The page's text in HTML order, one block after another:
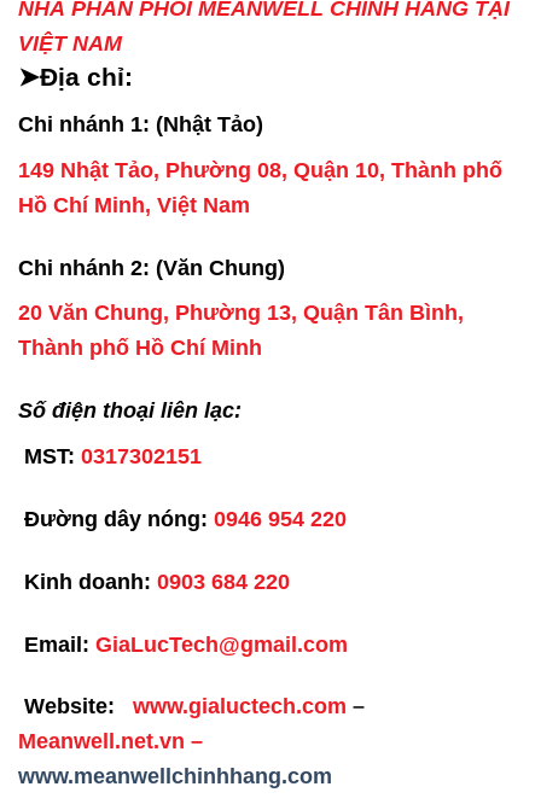
NHÀ PHÂN PHỐI MEANWELL CHÍNH HÃNG TẠI
VIỆT NAM
➤Địa chỉ:
Chi nhánh 1: (Nhật Tảo)
149 Nhật Tảo, Phường 08, Quận 10, Thành phố
Hồ Chí Minh, Việt Nam
Chi nhánh 2: (Văn Chung)
20 Văn Chung, Phường 13, Quận Tân Bình,
Thành phố Hồ Chí Minh
Số điện thoại liên lạc:
MST: 0317302151
Đường dây nóng: 0946 954 220
Kinh doanh: 0903 684 220
Email: GiaLucTech@gmail.com
Website: www.gialuctech.com –
Meanwell.net.vn –
www.meanwellchinhhang.com